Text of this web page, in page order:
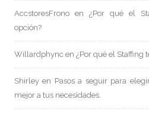
AccstoresFrono en ¿Por qué el
opción?
Willardphync en ¿Por qué el Staffing
Shirley en Pasos a seguir para
mejor a tus necesidades.